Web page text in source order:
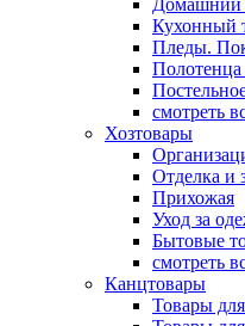
Домашний
Кухонный
Пледы.
смотреть
Хозтовары
Отделка и
Прихожая
Уход за
Бытовые
смотреть
Канцтовары
Товары